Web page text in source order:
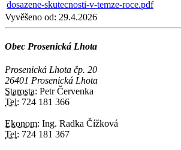
dosazene-skutecnosti-v-temze-roce.pdf
Vyvěšeno od: 29.4.2026
Obec Prosenická Lhota
Prosenická Lhota čp. 20
26401 Prosenická Lhota
Starosta: Petr Červenka
Tel: 724 181 366
Ekonom: Ing. Radka Čížková
Tel: 724 181 367